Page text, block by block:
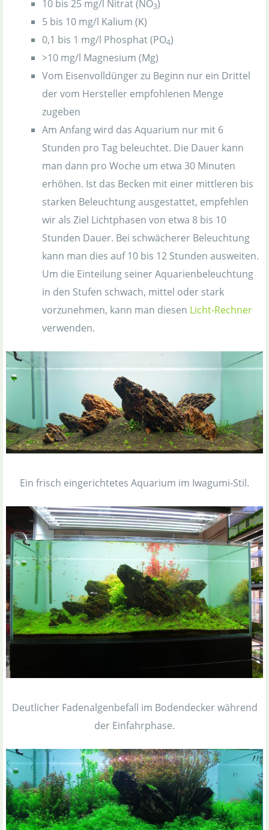
10 bis 25 mg/l Nitrat (NO3)
5 bis 10 mg/l Kalium (K)
0,1 bis 1 mg/l Phosphat (PO4)
>10 mg/l Magnesium (Mg)
Vom Eisenvolldünger zu Beginn nur ein Drittel
der vom Hersteller empfohlenen Menge
zugeben
Am Anfang wird das Aquarium nur mit 6
Stunden pro Tag beleuchtet. Die Dauer kann
man dann pro Woche um etwa 30 Minuten
erhöhen. Ist das Becken mit einer mittleren bis
starken Beleuchtung ausgestattet, empfehlen
wir als Ziel Lichtphasen von etwa 8 bis 10
Stunden Dauer. Bei schwächerer Beleuchtung
kann man dies auf 10 bis 12 Stunden ausweiten.
Um die Einteilung seiner Aquarienbeleuchtung
in den Stufen schwach, mittel oder stark
vorzunehmen, kann man diesen Licht-Rechner
verwenden.
Ein frisch eingerichtetes Aquarium im Iwagumi-Stil.
Deutlicher Fadenalgenbefall im Bodendecker während
der Einfahrphase.